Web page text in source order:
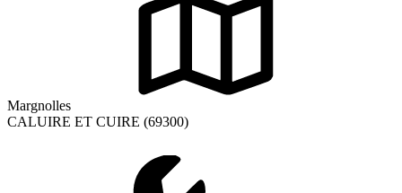
Margnolles
CALUIRE ET CUIRE (69300)